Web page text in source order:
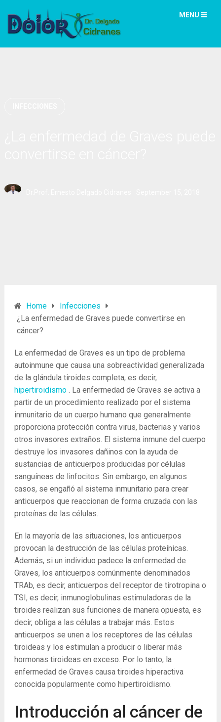
MENU
Home
Infecciones
¿La enfermedad de Graves puede convertirse en
cáncer?
La enfermedad de Graves es un tipo de problema
autoinmune que causa una sobreactividad generalizada
de la glándula tiroides completa, es decir,
hipertiroidismo . La enfermedad de Graves se activa a
partir de un procedimiento realizado por el sistema
inmunitario de un cuerpo humano que generalmente
proporciona protección contra virus, bacterias y varios
otros invasores extraños. El sistema inmune del cuerpo
destruye los invasores dañinos con la ayuda de
sustancias de anticuerpos producidas por células
sanguíneas de linfocitos. Sin embargo, en algunos
casos, se engañó al sistema inmunitario para crear
anticuerpos que reaccionan de forma cruzada con las
proteínas de las células.
En la mayoría de las situaciones, los anticuerpos
provocan la destrucción de las células proteínicas.
Además, si un individuo padece la enfermedad de
Graves, los anticuerpos comúnmente denominados
TRAb, es decir, anticuerpos del receptor de tirotropina o
TSI, es decir, inmunoglobulinas estimuladoras de la
tiroides realizan sus funciones de manera opuesta, es
decir, obliga a las células a trabajar más. Estos
anticuerpos se unen a los receptores de las células
tiroideas y los estimulan a producir o liberar más
hormonas tiroideas en exceso. Por lo tanto, la
enfermedad de Graves causa tiroides hiperactiva
conocida popularmente como hipertiroidismo.
Introducción al cáncer de